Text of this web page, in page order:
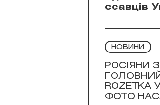
ссавців
НОВИНИ
РОСІЯНИ
ROZETKA
ФОТО